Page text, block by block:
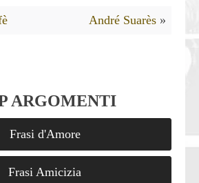
André Suarès »
ARGOMENTI
Frasi d'Amore
Frasi Amicizia